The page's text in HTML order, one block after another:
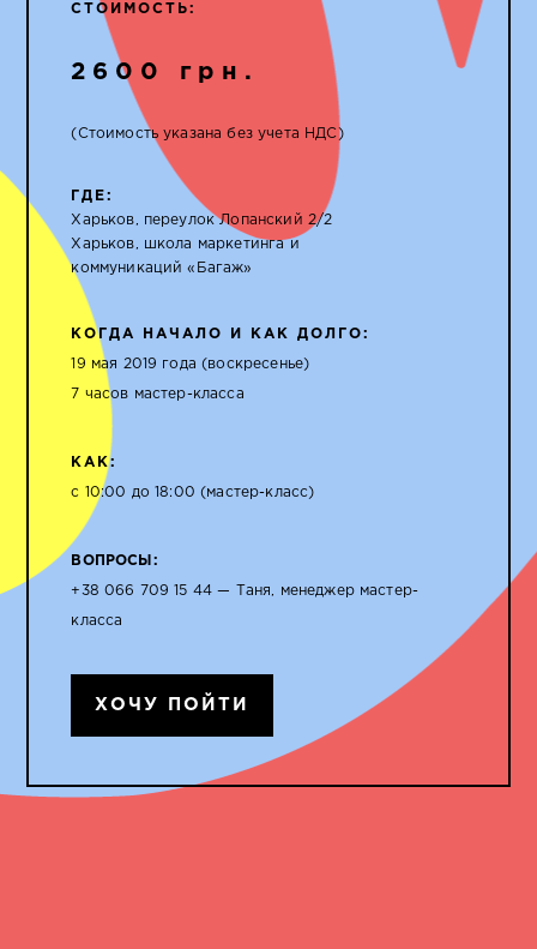
СТОИМОСТЬ:
2600 грн.
(Стоимость указана без учета НДС)
ГДЕ:
Харьков, переулок Лопанский 2/2
Харьков, школа маркетинга и
коммуникаций «Багаж»
КОГДА НАЧАЛО И КАК ДОЛГО:
19 мая 2019 года (воскресенье)
7 часов мастер-класса
КАК:
с 10:00 до 18:00 (мастер-класс)
ВОПРОСЫ:
+38 066 709 15 44 — Таня, менеджер мастер-
класса
ХОЧУ ПОЙТИ